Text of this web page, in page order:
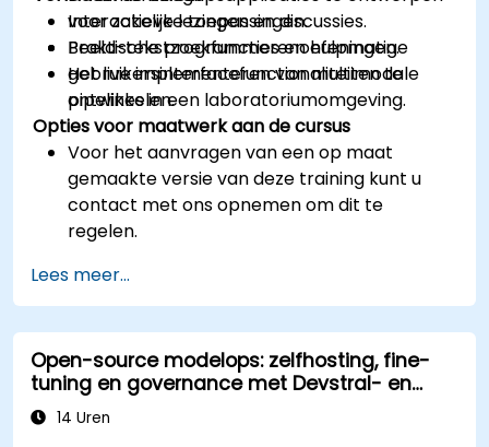
voor zakelijke toepassingen.
Beeld-tekstzoekfuncties en hulpmatige
gebruikersinterfacefunctionaliteiten te
ontwikkelen.
Interactieve lezingen en discussies.
Praktische programmerenoefeningen.
Het live implementeren van multimodale
pipelines in een laboratoriumomgeving.
Opties voor maatwerk aan de cursus
Voor het aanvragen van een op maat
gemaakte versie van deze training kunt u
contact met ons opnemen om dit te
regelen.
Lees meer...
Open-source modelops: zelfhosting, fine-
tuning en governance met Devstral- en
Mistral-modellen
14 Uren